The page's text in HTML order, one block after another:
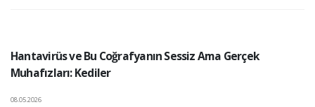
Hantavirüs ve Bu Coğrafyanın Sessiz Ama Gerçek
Muhafızları: Kediler
08.05.2026